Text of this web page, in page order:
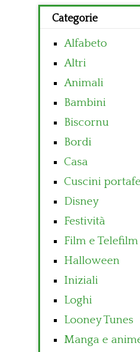
Categorie
Alfabeto
Altri
Animali
Bambini
Biscornu
Bordi
Casa
Cuscini
Disney
Festività
Film e Telefilm
Halloween
Iniziali
Loghi
Looney Tunes
Manga e